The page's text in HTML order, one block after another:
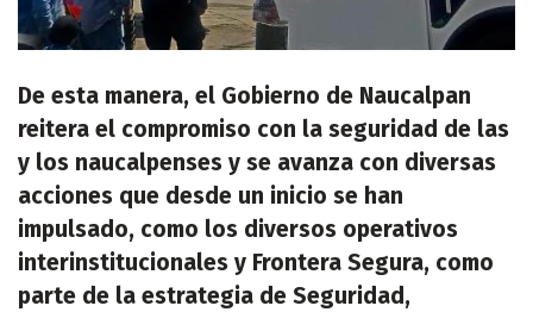
De esta manera, el Gobierno de Naucalpan
reitera el compromiso con la seguridad de las
y los naucalpenses y se avanza con diversas
acciones que desde un inicio se han
impulsado, como los diversos operativos
interinstitucionales y Frontera Segura, como
parte de la estrategia de Seguridad,